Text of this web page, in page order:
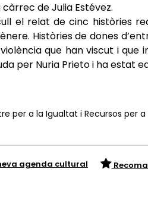
de Julia Estévez.
el relat de cinc històries
Històries de dones
que han viscut i que
per Nuria Prieto i ha estat
per a la Igualtat i Recursos per
agenda cultural